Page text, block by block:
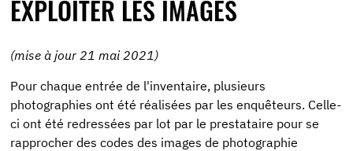
EXPLOITER LES IMAGES
(mise à jour 21 mai 2021)
Pour chaque entrée de l'inventaire, plusieurs
photographies ont été réalisées par les enquêteurs. Celle-
ci ont été redressées par lot par le prestataire pour se
rapprocher des codes des images de photographie